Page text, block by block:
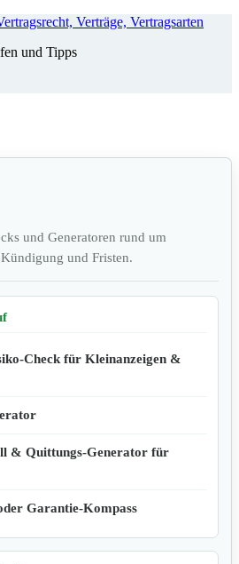
Verträge, Vertragsarten
und Tipps
und Generatoren rund um
und Fristen.
Check für Kleinanzeigen &
& Quittungs-Generator für
Garantie-Kompass